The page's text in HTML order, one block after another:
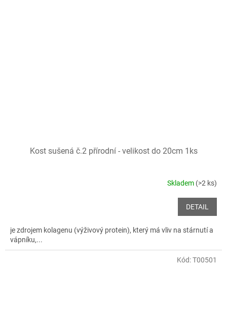
Kost sušená č.2 přírodní - velikost do 20cm 1ks
Skladem (>2 ks)
DETAIL
je zdrojem kolagenu (výživový protein), který má vliv na stárnutí a
vápníku,...
Kód:T00501